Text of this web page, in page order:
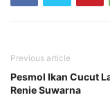
Previous article
Pesmol Ikan Cucut
Renie Suwarna